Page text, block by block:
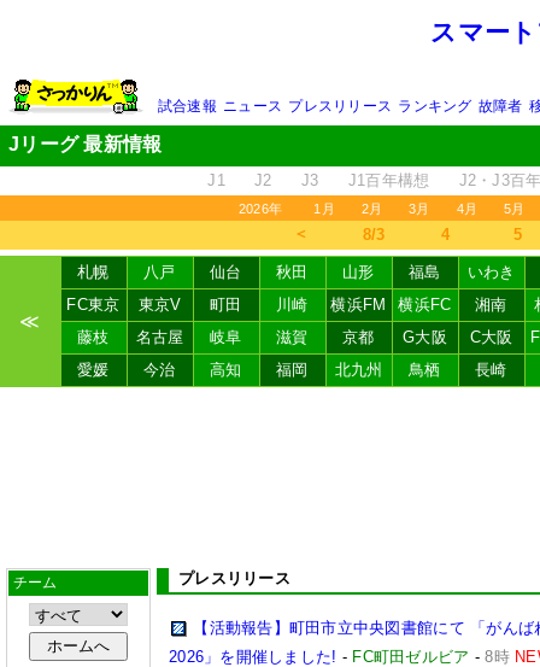
スマー
試合速報 ニュース プレスリリース ランキング 故障者
Jリーグ 最新情報
J1 J2 J3 J1百年構想 J2・J3百
2026年 1月 2月 3月 4月 5月
＜ 8/3 4 5
≪
札幌 八戸 仙台 秋田 山形 福島
いわき
FC東京
東京V 町田 川崎 横浜FM 横浜FC 湘南
藤枝
名古屋 岐阜 滋賀 京都 G大阪 C大阪
愛媛
今治 高知 福岡 北九州 鳥栖 長崎
チーム プレスリリース
【活動報告】町田市立中央図書館にて 「がん
2026」を開催しました! - FC町田ゼルビア -8時